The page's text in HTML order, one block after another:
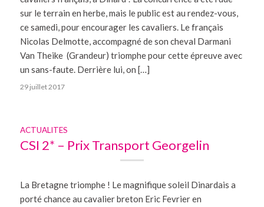
sur le terrain en herbe, mais le public est au rendez-vous,
ce samedi, pour encourager les cavaliers. Le français
Nicolas Delmotte, accompagné de son cheval Darmani
Van Theike (Grandeur) triomphe pour cette épreuve avec
un sans-faute. Derrière lui, on […]
29 juillet 2017
ACTUALITES
CSI 2* – Prix Transport Georgelin
La Bretagne triomphe ! Le magnifique soleil Dinardais a
porté chance au cavalier breton Eric Fevrier en